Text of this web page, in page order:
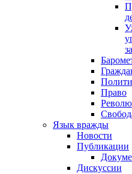
Право
Язык вражды
Новости
Публикации
Дискуссии